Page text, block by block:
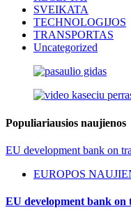
SVEIKATA
TECHNOLOGIJOS
TRANSPORTAS
Uncategorized
Populiariausios naujienos
EU development bank on
EUROPOS
EU development bank on